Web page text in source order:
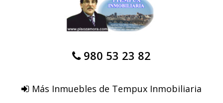
980 53 23 82
Más Inmuebles de Tempux Inmobiliaria